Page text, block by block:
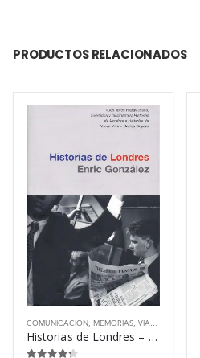
PRODUCTOS RELACIONADOS
COMUNICACIÓN MEMORIAS VIAJES
Historias de Londres – Enric González